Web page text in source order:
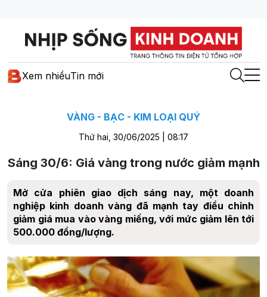
Xem nhiềuTin mới
VÀNG - BẠC - KIM LOẠI QUÝ
Thứ hai, 30/06/2025 | 08:17
Sáng 30/6: Giá vàng trong nước giảm mạnh
Mở cửa phiên giao dịch sáng nay, một doanh
nghiệp kinh doanh vàng đã mạnh tay điều chỉnh
giảm giá mua vào vàng miếng, với mức giảm lên tới
500.000 đồng/lượng.